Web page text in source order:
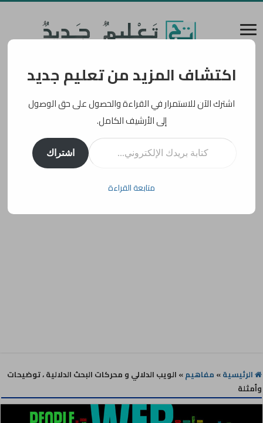
الرئيسية» مفاهيم» الويب الدلالي و محركات البحث الدلالية ، توضيحات
وأمثلة
اكتشاف المزيد من تعليم جديد
اشترك الآن للاستمرار في القراءة والحصول على حق الوصول
إلى الأرشيف الكامل.
كتابة بريدك الإلكتروني...
اشتراك
متابعة القراءة